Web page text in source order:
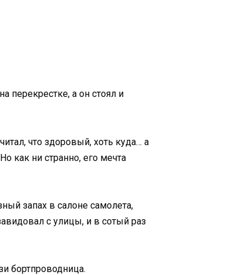
перекрестке, а он стоял и
что здоровый, хоть куда… а
как ни странно, его мечта
запах в салоне самолета,
с улицы, и в сотый раз
бортпроводница.